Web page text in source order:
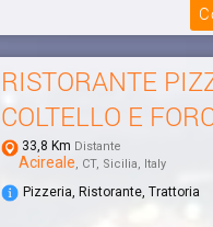
RISTORANTE
COLTELLO E
33,8 Km Distante
Acireale, CT, Sicilia, Italy
Pizzeria, Ristorante, Trattoria